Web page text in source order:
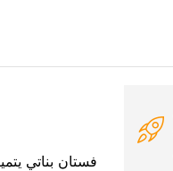
فستان بناتي